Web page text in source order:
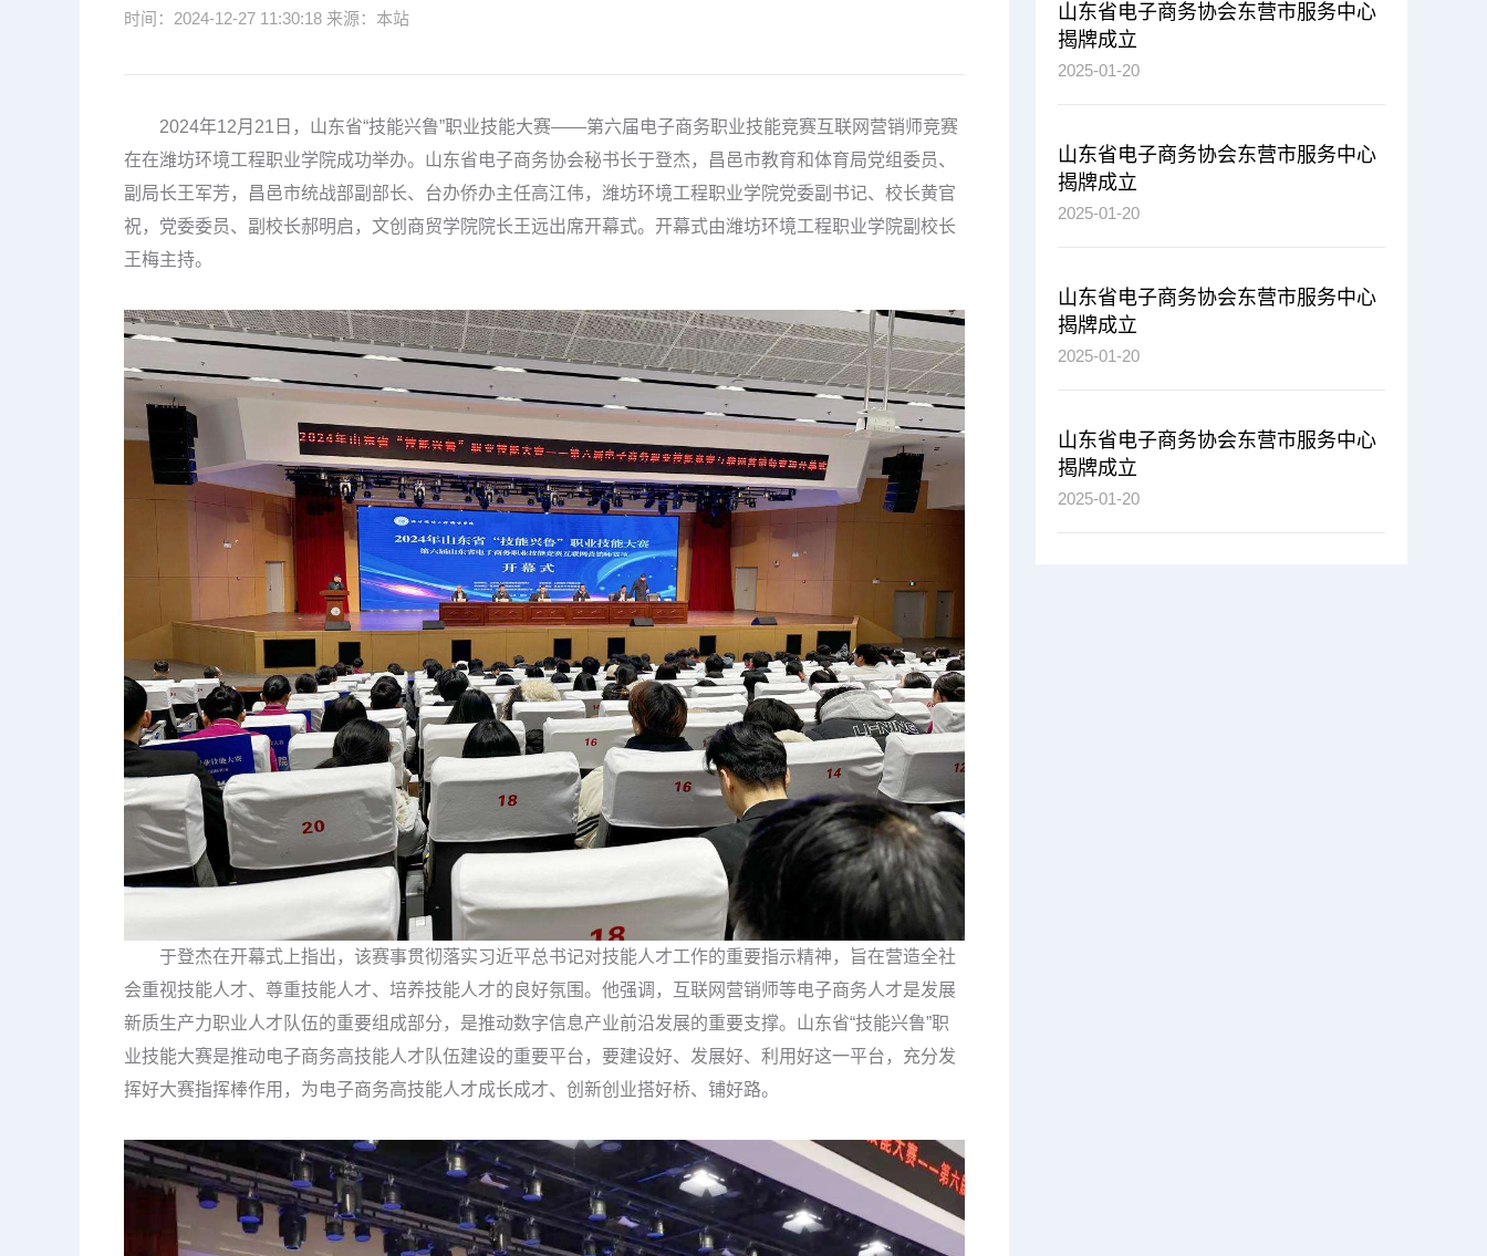
时间：2024-12-27 11:30:18 来源：本站
2024年12月21日，山东省“技能兴鲁”职业技能大赛——第六届电子商务职业技能竞赛互联网营销师竞赛
在在潍坊环境工程职业学院成功举办。山东省电子商务协会秘书长于登杰，昌邑市教育和体育局党组委员、
副局长王军芳，昌邑市统战部副部长、台办侨办主任高江伟，潍坊环境工程职业学院党委副书记、校长黄官
祝，党委委员、副校长郝明启，文创商贸学院院长王远出席开幕式。开幕式由潍坊环境工程职业学院副校长
王梅主持。
于登杰在开幕式上指出，该赛事贯彻落实习近平总书记对技能人才工作的重要指示精神，旨在营造全社
会重视技能人才、尊重技能人才、培养技能人才的良好氛围。他强调，互联网营销师等电子商务人才是发展
新质生产力职业人才队伍的重要组成部分，是推动数字信息产业前沿发展的重要支撑。山东省“技能兴鲁”职
业技能大赛是推动电子商务高技能人才队伍建设的重要平台，要建设好、发展好、利用好这一平台，充分发
挥好大赛指挥棒作用，为电子商务高技能人才成长成才、创新创业搭好桥、铺好路。
山东省电子商务协会东营市服务中心
揭牌成立
2025-01-20
山东省电子商务协会东营市服务中心
揭牌成立
2025-01-20
山东省电子商务协会东营市服务中心
揭牌成立
2025-01-20
山东省电子商务协会东营市服务中心
揭牌成立
2025-01-20